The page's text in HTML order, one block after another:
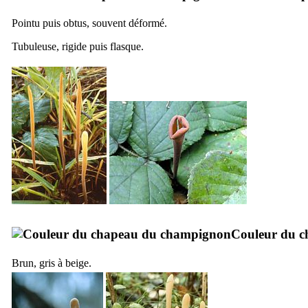
Pointu puis obtus, souvent déformé.
Tubuleuse, rigide puis flasque.
Couleur du
Brun, gris à beige.